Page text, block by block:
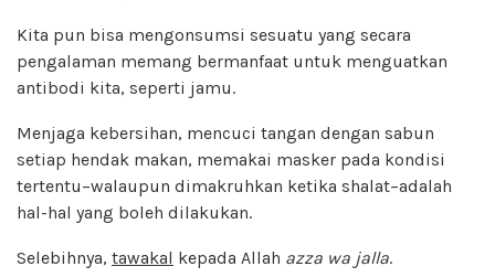
Kita pun bisa mengonsumsi sesuatu yang secara
pengalaman memang bermanfaat untuk menguatkan
antibodi kita, seperti jamu.
Menjaga kebersihan, mencuci tangan dengan sabun
setiap hendak makan, memakai masker pada kondisi
tertentu–walaupun dimakruhkan ketika shalat–adalah
hal-hal yang boleh dilakukan.
Selebihnya, tawakal kepada Allah azza wa jalla.